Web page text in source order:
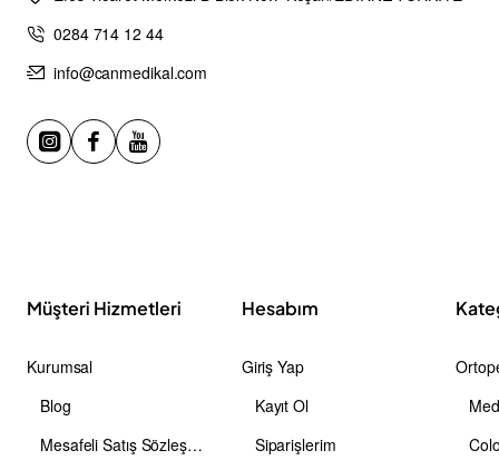
0284 714 12 44
info@canmedikal.com
Müşteri Hizmetleri
Kurumsal
Blog
Mesafeli Satış Sözleşmesi
Hesabım
Giriş Yap
Kayıt Ol
Siparişlerim